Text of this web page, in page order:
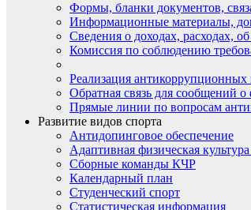
Формы, бланки документов,
Информационные материалы,
Сведения о доходах, расходах,
Комиссия по соблюдению
Реализация
Обратная связь для сообщений
Прямые линии по вопросам
Развитие видов спорта
Антидопинговое обеспечение
Адаптивная физическая
Сборные команды КЧР
Календарный план
Студенческий спорт
Статистическая информация